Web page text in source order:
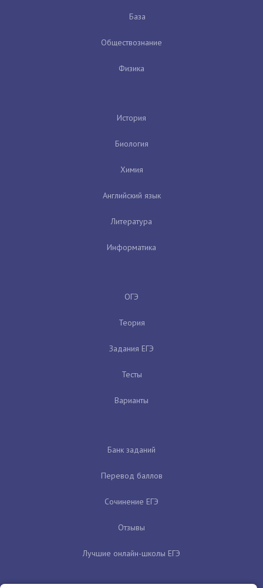
База
Обществознание
Физика
История
Биология
Химия
Английский язык
Литература
Информатика
ОГЭ
Теория
Задания ЕГЭ
Тесты
Варианты
Банк заданий
Перевод баллов
Сочинение ЕГЭ
Отзывы
Лучшие онлайн-школы ЕГЭ